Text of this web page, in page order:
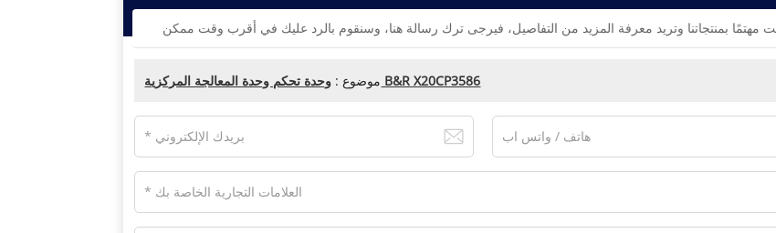
موضوع : وحدة تحكم وحدة المعالجة المركزية B&R X20CP3586